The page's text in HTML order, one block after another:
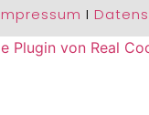
I
Plugin von Real